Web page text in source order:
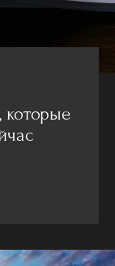
которые